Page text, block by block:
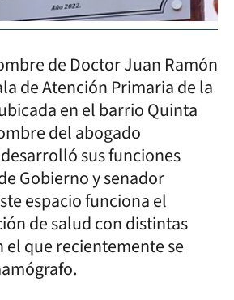
de Doctor Juan Ramón
de Atención Primaria de la
en el barrio Quinta
del abogado
sus funciones
Gobierno y senador
espacio funciona el
de salud con distintas
el que recientemente se